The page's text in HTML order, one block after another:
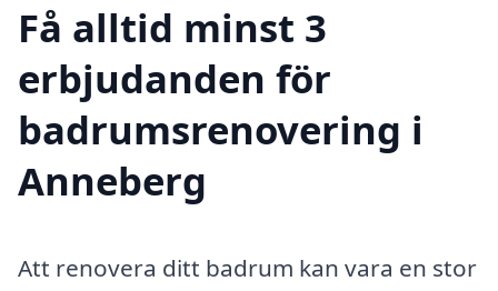
Få alltid minst 3
erbjudanden för
badrumsrenovering i
Anneberg
Att renovera ditt badrum kan vara en stor